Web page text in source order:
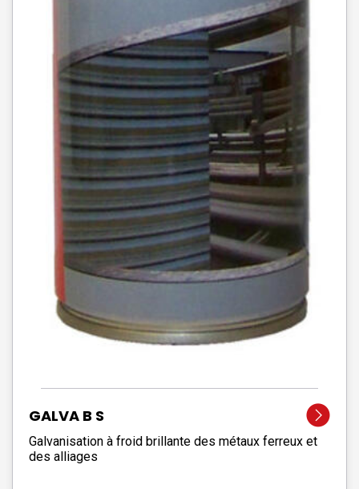
GALVA B S
Galvanisation à froid brillante des métaux ferreux et
des alliages